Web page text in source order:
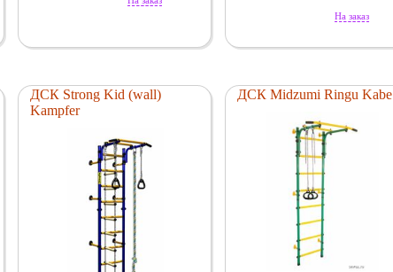
На заказ
ДСК Strong Kid (wall)
Kampfer
ДСК Midzumi Ringu Kabe